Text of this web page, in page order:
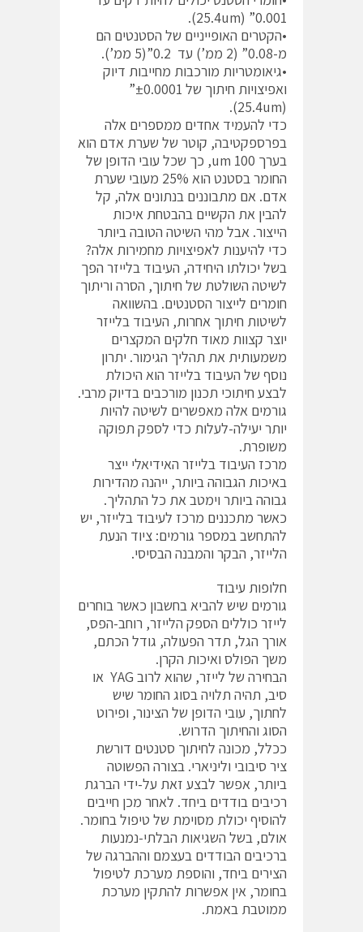
0.001” (25.4um).
•הקטרים האופייניים של הסטנטים הם
מ-0.08” (2 ממ’) עד 0.2”(5 ממ’).
•גיאומטריות מורכבות מחייבות דיוק
ואפיצויות חיתוך של ±0.0001”
(25.4um).
כדי להעמיד אחדים ממספרים אלה
בפרספקטיבה, קוטר של שערת אדם הוא
בערך 100 um, כך שכל עובי הדופן של
החומר בסטנט הוא 25% מעובי שערת
אדם. אם מתבוננים בנתונים אלה, קל
להבין את הקשיים בהבטחת איכות
הייצור. אבל מהי השיטה הטובה ביותר
כדי להיענות לאפיצויות מחמירות אלה?
בשל יכולתו היחידה, העיבוד בלייזר הפך
לשיטה השולטת של חיתוך, הסרה וריתוך
חומרים לייצור הסטנטים. בהשוואה
לשיטות חיתוך אחרות, העיבוד בלייזר
יוצר קצוות מאוד חלקים המקצרים
משמעותית את תהליך הגימור. יתרון
נוסף של העיבוד בלייזר הוא היכולת
לבצע חיתוכי תכנון מורכבים בדיוק מרבי.
גורמים אלה מאפשרים לשיטה להיות
יותר יעילה-לעלות כדי לספק תפוקה
משופרת.
מרכז העיבוד בלייזר האידיאלי ייצר
באיכות הגבוהה ביותר, ייהנה מהדירות
גבוהה ביותר וימטב את כל התהליך.
כאשר מתכננים מרכז לעיבוד בלייזר, יש
להתחשב במספר גורמים: ציוד הנעת
הלייזר, הבקר והמבנה הבסיסי.
חלופות עיבוד
גורמים שיש להביא בחשבון כאשר בוחרים
לייזר כוללים הספק הלייזר, רוחב-הפס,
אורך הגל, תדר הפעולה, גודל הכתם,
משך הפולס ואיכות הקרן.
הבחירה של לייזר, שהוא לרוב YAG או
סיב, תהיה תלויה בסוג החומר שיש
לחתוך, עובי הדופן של הצינור, ופירוט
הסוג והחיתוך הדרוש.
ככלל, מכונה לחיתוך סטנטים דורשת
ציר סיבובי וליניארי. בצורה הפשוטה
ביותר, אפשר לבצע זאת על-ידי הברגת
רכיבים בודדים ביחד. לאחר מכן חייבים
להוסיף יכולת מסוימת של טיפול בחומר.
אולם, בשל השגיאות הבלתי-נמנעות
ברכיבים הבודדים בעצמם וההברגה של
הצירים ביחד, והוספת מערכת לטיפול
בחומר, אין אפשרות להתקין מערכת
ממוטבת באמת.